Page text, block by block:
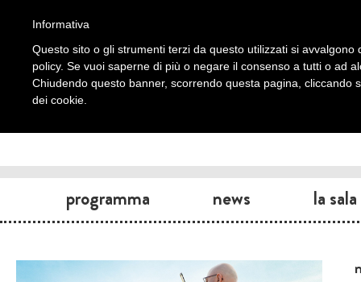
programma news la sala
Informativa
Questo sito o gli strumenti terzi da questo utilizzati si
policy. Se vuoi saperne di più o negare il consenso a tutti o ad
Chiudendo questo banner, scorrendo questa pagina, cliccando
dei cookie.